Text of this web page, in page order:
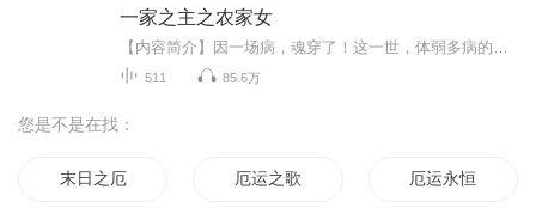
一家之主之农家女
511 85.6万
您是不是在找：
末日之厄 厄运之歌 厄运永恒